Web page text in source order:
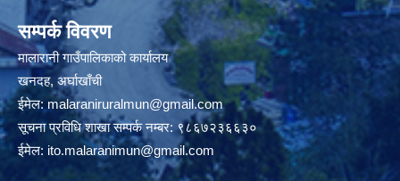
सम्पर्क विवरण
मालारानी गाउँपालिकाको कार्यालय
खनदह, अर्घाखाँची
ईमेल: malaraniruralmun@gmail.com
सूचना प्रविधि शाखा सम्पर्क नम्बर: ९८६७२३६६३०
ईमेल: ito.malaranimun@gmail.com